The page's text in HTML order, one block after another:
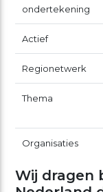
ondertekening
Actief
Regionetwerk
Thema
Organisaties
Wij dragen